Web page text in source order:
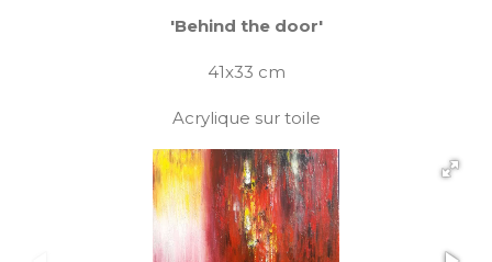
'Behind the door'
41x33 cm
Acrylique sur toile